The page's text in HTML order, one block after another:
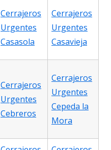
Cerrajeros
Urgentes
Casasola
Cerrajeros
Urgentes
Casavieja
Cerrajeros
Urgentes
Cebreros
Cerrajeros
Urgentes
Cepeda la
Mora